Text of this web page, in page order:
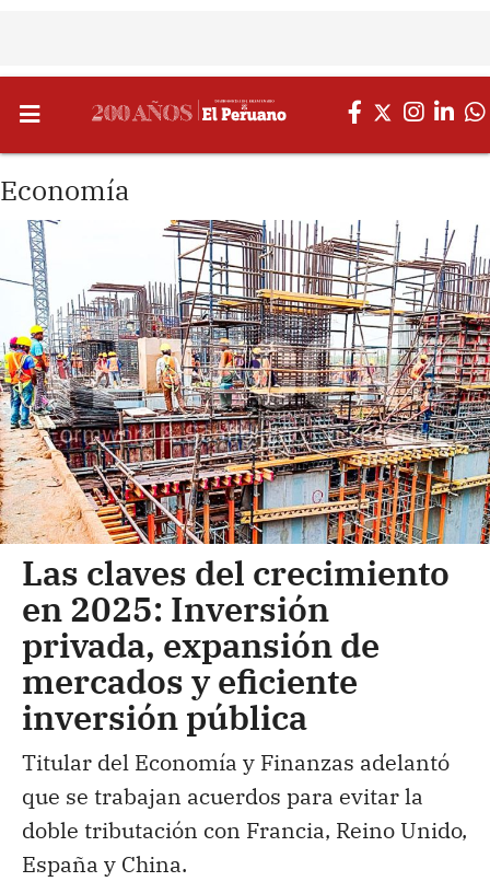
Economía
Las claves del crecimiento
en 2025: Inversión
privada, expansión de
mercados y eficiente
inversión pública
Titular del Economía y Finanzas adelantó
que se trabajan acuerdos para evitar la
doble tributación con Francia, Reino Unido,
España y China.